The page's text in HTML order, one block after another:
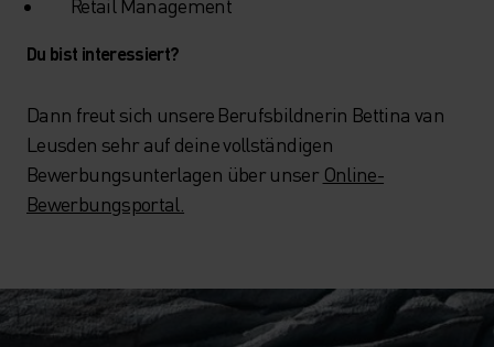
Retail Management
Du bist interessiert?
Dann freut sich unsere Berufsbildnerin Bettina van
Leusden sehr auf deine vollständigen
Bewerbungsunterlagen über unser Online-
Bewerbungsportal.